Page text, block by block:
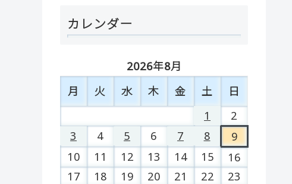
カレンダー
2026年8月
月
火 水 木 金 土
日
1
2
3
4 5 6 7 8
9
10
11 12 13 14 15
16
17
18 19 20 21 22
23